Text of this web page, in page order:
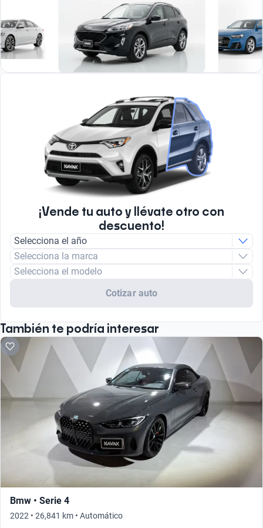
¡Vende tu auto y llévate otro con
descuento!
Selecciona el año
Selecciona la marca
Selecciona el modelo
Cotizar auto
También te podría interesar
Bmw • Serie 4
2022 • 26,841 km • Automático